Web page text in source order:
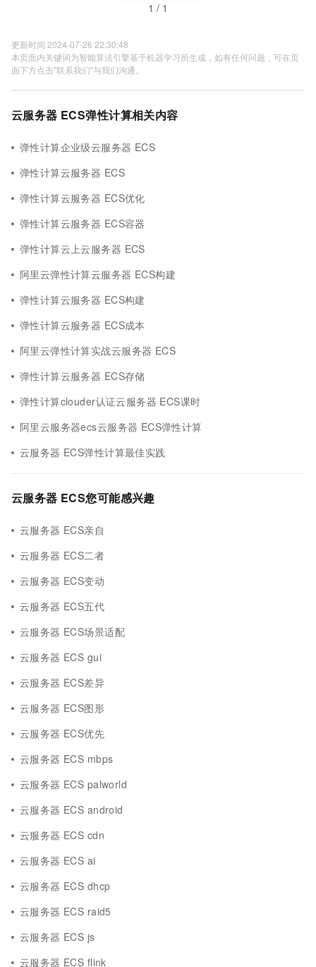
1 / 1
更新时间 2024-07-26 22:30:48
本页面内关键词为智能算法引擎基于机器学习所生成，如有任何问题，可在页
面下方点击"联系我们"与我们沟通。
云服务器 ECS弹性计算相关内容
弹性计算企业级云服务器 ECS
弹性计算云服务器 ECS
弹性计算云服务器 ECS优化
弹性计算云服务器 ECS容器
弹性计算云上云服务器 ECS
阿里云弹性计算云服务器 ECS构建
弹性计算云服务器 ECS构建
弹性计算云服务器 ECS成本
阿里云弹性计算实战云服务器 ECS
弹性计算云服务器 ECS存储
弹性计算clouder认证云服务器 ECS课时
阿里云服务器ecs云服务器 ECS弹性计算
云服务器 ECS弹性计算最佳实践
云服务器 ECS您可能感兴趣
云服务器 ECS亲自
云服务器 ECS二者
云服务器 ECS变动
云服务器 ECS五代
云服务器 ECS场景适配
云服务器 ECS gui
云服务器 ECS差异
云服务器 ECS图形
云服务器 ECS优先
云服务器 ECS mbps
云服务器 ECS palworld
云服务器 ECS android
云服务器 ECS cdn
云服务器 ECS ai
云服务器 ECS dhcp
云服务器 ECS raid5
云服务器 ECS js
云服务器 ECS flink